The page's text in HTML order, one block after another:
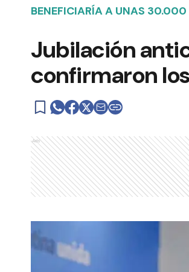
BENEFICIARÍA A UNAS 30.000
Jubilación
confirmaron
Ads